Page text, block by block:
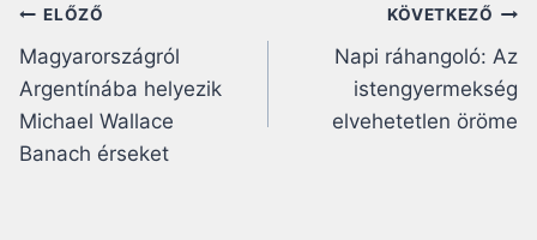
Bejegyzés
navigáció
ELŐZŐ
Magyarországról
Argentínába helyezik
Michael Wallace
Banach érseket
KÖVETKEZŐ
Napi ráhangoló: Az
istengyermekség
elvehetetlen öröme